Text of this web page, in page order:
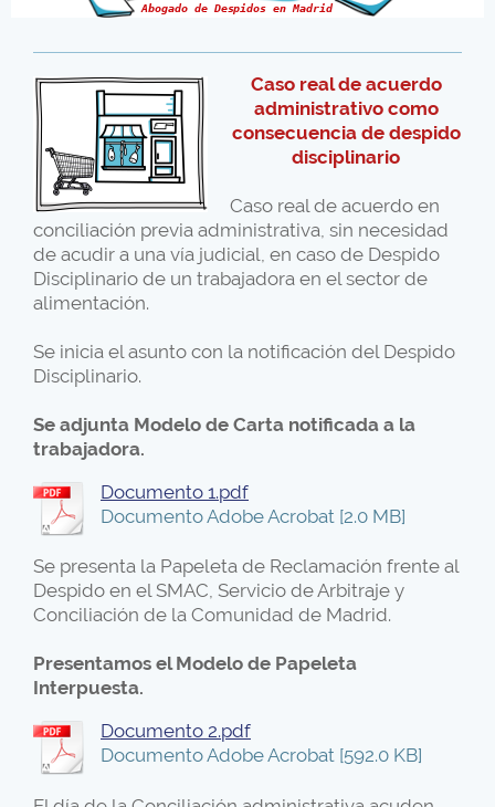
Abogado de Despidos en Madrid
Caso real de acuerdo
administrativo como
consecuencia de despido
disciplinario
Caso real de acuerdo en
conciliación previa administrativa, sin necesidad
de acudir a una vía judicial, en caso de Despido
Disciplinario de un trabajadora en el sector de
alimentación.
Se inicia el asunto con la notificación del Despido
Disciplinario.
Se adjunta Modelo de Carta notificada a la
trabajadora.
Documento 1.pdf
Documento Adobe Acrobat [2.0 MB]
Se presenta la Papeleta de Reclamación frente al
Despido en el SMAC, Servicio de Arbitraje y
Conciliación de la Comunidad de Madrid.
Presentamos el Modelo de Papeleta
Interpuesta.
Documento 2.pdf
Documento Adobe Acrobat [592.0 KB]